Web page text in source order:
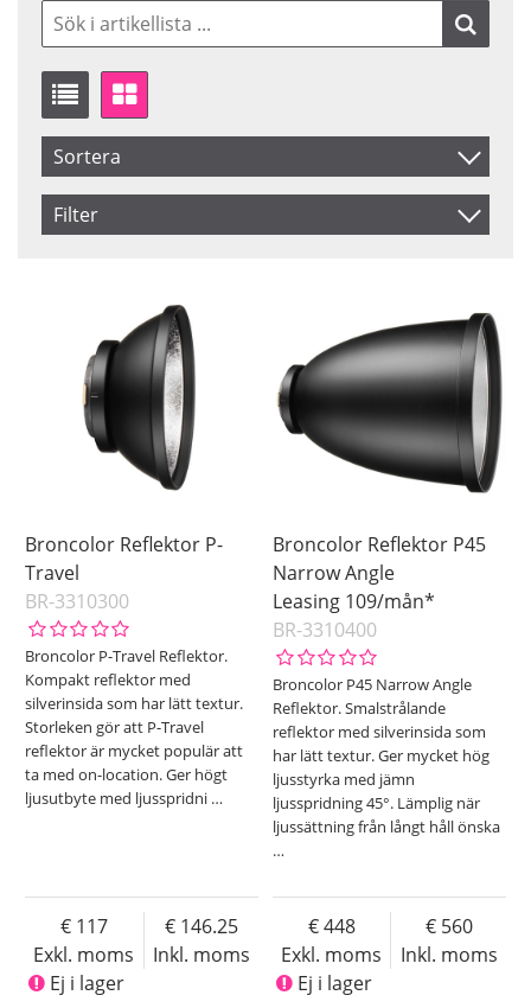
Sortera
Artikelkod
Filter
Pris
Ej i lager
Broncolor Reflektor P-
Travel
BR-3310300
Broncolor P-Travel Reflektor.
Kompakt reflektor med
silverinsida som har lätt textur.
Storleken gör att P-Travel
reflektor är mycket populär att
ta med on-location. Ger högt
ljusutbyte med ljusspridni …
Exkl. moms
117
Inkl. moms
146.25
Ej i lager
Broncolor Reflektor P45
Narrow Angle
Leasing 109/mån*
BR-3310400
Broncolor P45 Narrow Angle
Reflektor. Smalstrålande
reflektor med silverinsida som
har lätt textur. Ger mycket hög
ljusstyrka med jämn
ljusspridning 45°. Lämplig när
ljussättning från långt håll önska
…
Exkl. moms
448
Inkl. moms
560
Ej i lager